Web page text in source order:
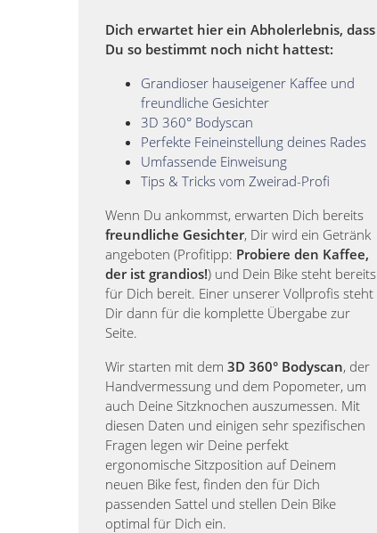
Dich erwartet hier ein Abholerlebnis, dass
Du so bestimmt noch nicht hattest:
Grandioser hauseigener Kaffee und
freundliche Gesichter
3D 360° Bodyscan
Perfekte Feineinstellung deines Rades
Umfassende Einweisung
Tips & Tricks vom Zweirad-Profi
Wenn Du ankommst, erwarten Dich bereits
freundliche Gesichter, Dir wird ein Getränk
angeboten (Profitipp: Probiere den Kaffee,
der ist grandios!) und Dein Bike steht bereits
für Dich bereit. Einer unserer Vollprofis steht
Dir dann für die komplette Übergabe zur
Seite.
Wir starten mit dem 3D 360° Bodyscan, der
Handvermessung und dem Popometer, um
auch Deine Sitzknochen auszumessen. Mit
diesen Daten und einigen sehr spezifischen
Fragen legen wir Deine perfekt
ergonomische Sitzposition auf Deinem
neuen Bike fest, finden den für Dich
passenden Sattel und stellen Dein Bike
optimal für Dich ein.